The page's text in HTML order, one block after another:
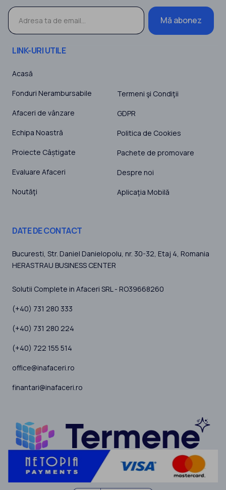
Mă abonez
LINK-URI UTILE
Acasă
Fonduri Nerambursabile
Afaceri de vânzare
Echipa Noastră
Proiecte Câștigate
Evaluare Afaceri
Noutăţi
Termeni şi Condiţii
GDPR
Politica de Cookies
Pachete de promovare
Despre noi
Aplicaţia Mobilă
DATE DE CONTACT
Bucuresti, Str. Daniel Danielopolu, nr. 30-32, Etaj 4, Romania
HERASTRAU BUSINESS CENTER
Solutii Complete in Afaceri SRL - RO39668260
(+40) 731 280 333
(+40) 731 280 224
(+40) 722 155 514
office@inafaceri.ro
finantari@inafaceri.ro